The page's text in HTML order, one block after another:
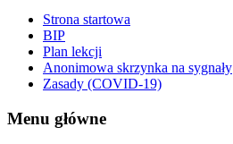
Strona startowa
BIP
Plan lekcji
Anonimowa skrzynka na sygnały
Zasady (COVID-19)
Menu główne